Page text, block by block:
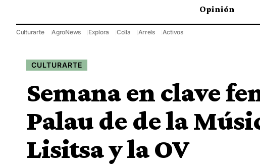
Opinión
Culturarte AgroNews Explora Colla Arrels Activos
CULTURARTE
Semana en clave
Palau de de la
Lisitsa y la OV